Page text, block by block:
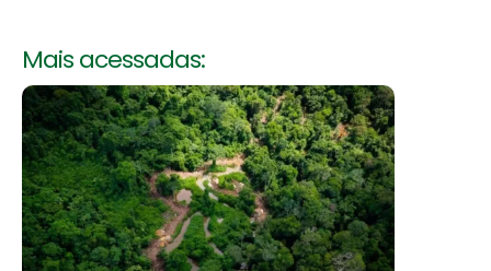
Mais acessadas: